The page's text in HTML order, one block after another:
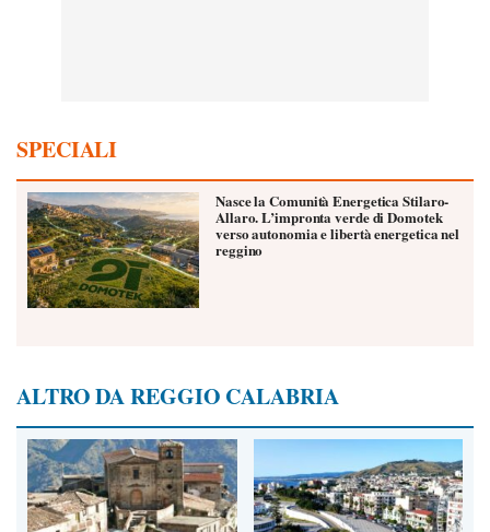
SPECIALI
Nasce la Comunità Energetica Stilaro-
Allaro. L’impronta verde di Domotek
verso autonomia e libertà energetica nel
reggino
ALTRO DA REGGIO CALABRIA